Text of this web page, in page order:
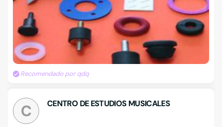
Recomendado por qdq
C CENTRO DE ESTUDIOS MUSICALES